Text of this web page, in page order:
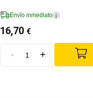
Envío inmediato i
16,70 €
- +